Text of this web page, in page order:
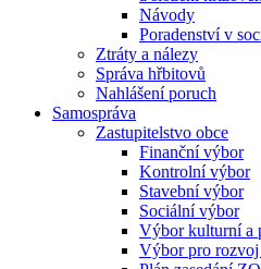
Návody
Poradenství v
Ztráty a nálezy
Správa hřbitovů
Nahlášení poruch
Samospráva
Zastupitelstvo obce
Finanční výbor
Kontrolní výbor
Stavební výbor
Sociální výbor
Výbor kulturní a
Výbor pro rozvoj